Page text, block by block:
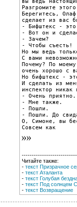
Разгромите
Берегитесь,
сделает из вас
- Бифштекс -
- Вот он и
- Зачем?
- Чтобы съесть!
Но мы ведь
С вами
Почему? По
очень хорошо с
Но бифштекс -
И сделать из
инспектор никак
- Очень приятно.
- Мне также.
- Пошли.
- Пошли. До
О, Симоне, вы
Совсем как
Читайте также:
- текст Призрачное
- текст Аталанта
- текст Голубая
- текст Под солнцем
- текст Возвращение